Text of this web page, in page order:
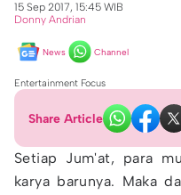
15 Sep 2017, 15:45 WIB
Donny Andrian
News Channel
Entertainment Focus
Share Article
Setiap Jum'at, para
karya barunya. Maka